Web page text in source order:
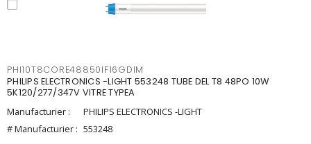
PHI10T8CORE48850IF16GDIM
PHILIPS ELECTRONICS -LIGHT 553248 TUBE DEL T8 48PO 10W
5K120/277/347V VITRE TYPEA
Manufacturier :
PHILIPS ELECTRONICS -LIGHT
# Manufacturier : 553248